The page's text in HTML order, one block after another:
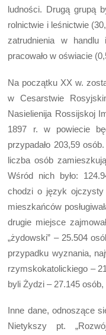
ludności. Drugą grupą
rolnictwie i leśnictwie
zatrudnienia w handlu
pracowało w oświacie
Na początku XX w.
w Cesarstwie
Nasielienija Rossijskoj
1897 r. w powiecie
przypadało 203,59
liczba osób
Wśród nich było:
chodzi o język
mieszkańców
drugie miejsce
„żydowski” – 25.504
przypadku wyznania,
rzymskokatolickiego –
byli Żydzi – 27.145
Inne dane, odnoszące
Nietykszy pt.